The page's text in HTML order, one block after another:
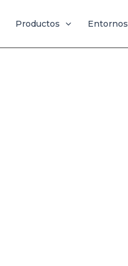
Productos Entornos